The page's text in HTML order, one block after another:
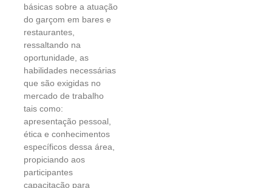
básicas sobre a atuação
do garçom em bares e
restaurantes,
ressaltando na
oportunidade, as
habilidades necessárias
que são exigidas no
mercado de trabalho
tais como:
apresentação pessoal,
ética e conhecimentos
específicos dessa área,
propiciando aos
participantes
capacitação para